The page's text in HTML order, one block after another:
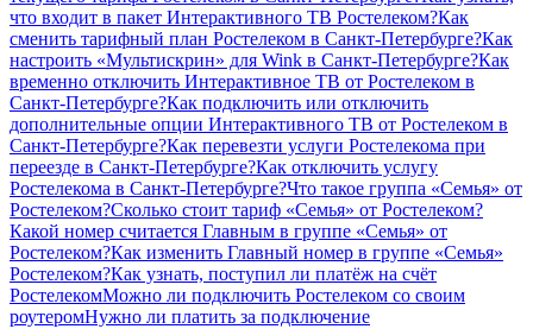
что входит в пакет Интерактивного ТВ Ростелеком?Как
сменить тарифный план Ростелеком в Санкт-Петербурге?Как
настроить «Мультискрин» для Wink в Санкт-Петербурге?Как
временно отключить Интерактивное ТВ от Ростелеком в
Санкт-Петербурге?Как подключить или отключить
дополнительные опции Интерактивного ТВ от Ростелеком в
Санкт-Петербурге?Как перевезти услуги Ростелекома при
переезде в Санкт-Петербурге?Как отключить услугу
Ростелекома в Санкт-Петербурге?Что такое группа «Семья» от
Ростелеком?Сколько стоит тариф «Семья» от Ростелеком?
Какой номер считается Главным в группе «Семья» от
Ростелеком?Как изменить Главный номер в группе «Семья»
Ростелеком?Как узнать, поступил ли платёж на счёт
РостелекомМожно ли подключить Ростелеком со своим
роутеромНужно ли платить за подключение